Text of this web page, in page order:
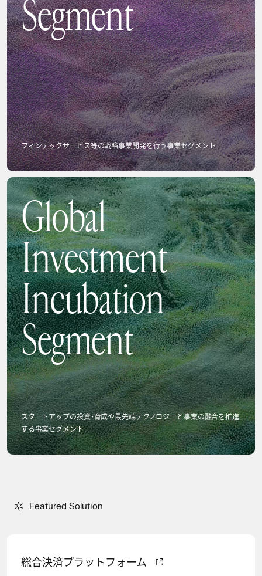
Segment
フィンテックサービス等の戦略事業開発を行う事業セグメント
Global
Investment
Incubation
Segment
スタートアップの投資・育成や最先端テクノロジーと事業の融合を推進
する事業セグメント
Featured Solution
Featured Solution
総合決済プラットフォーム